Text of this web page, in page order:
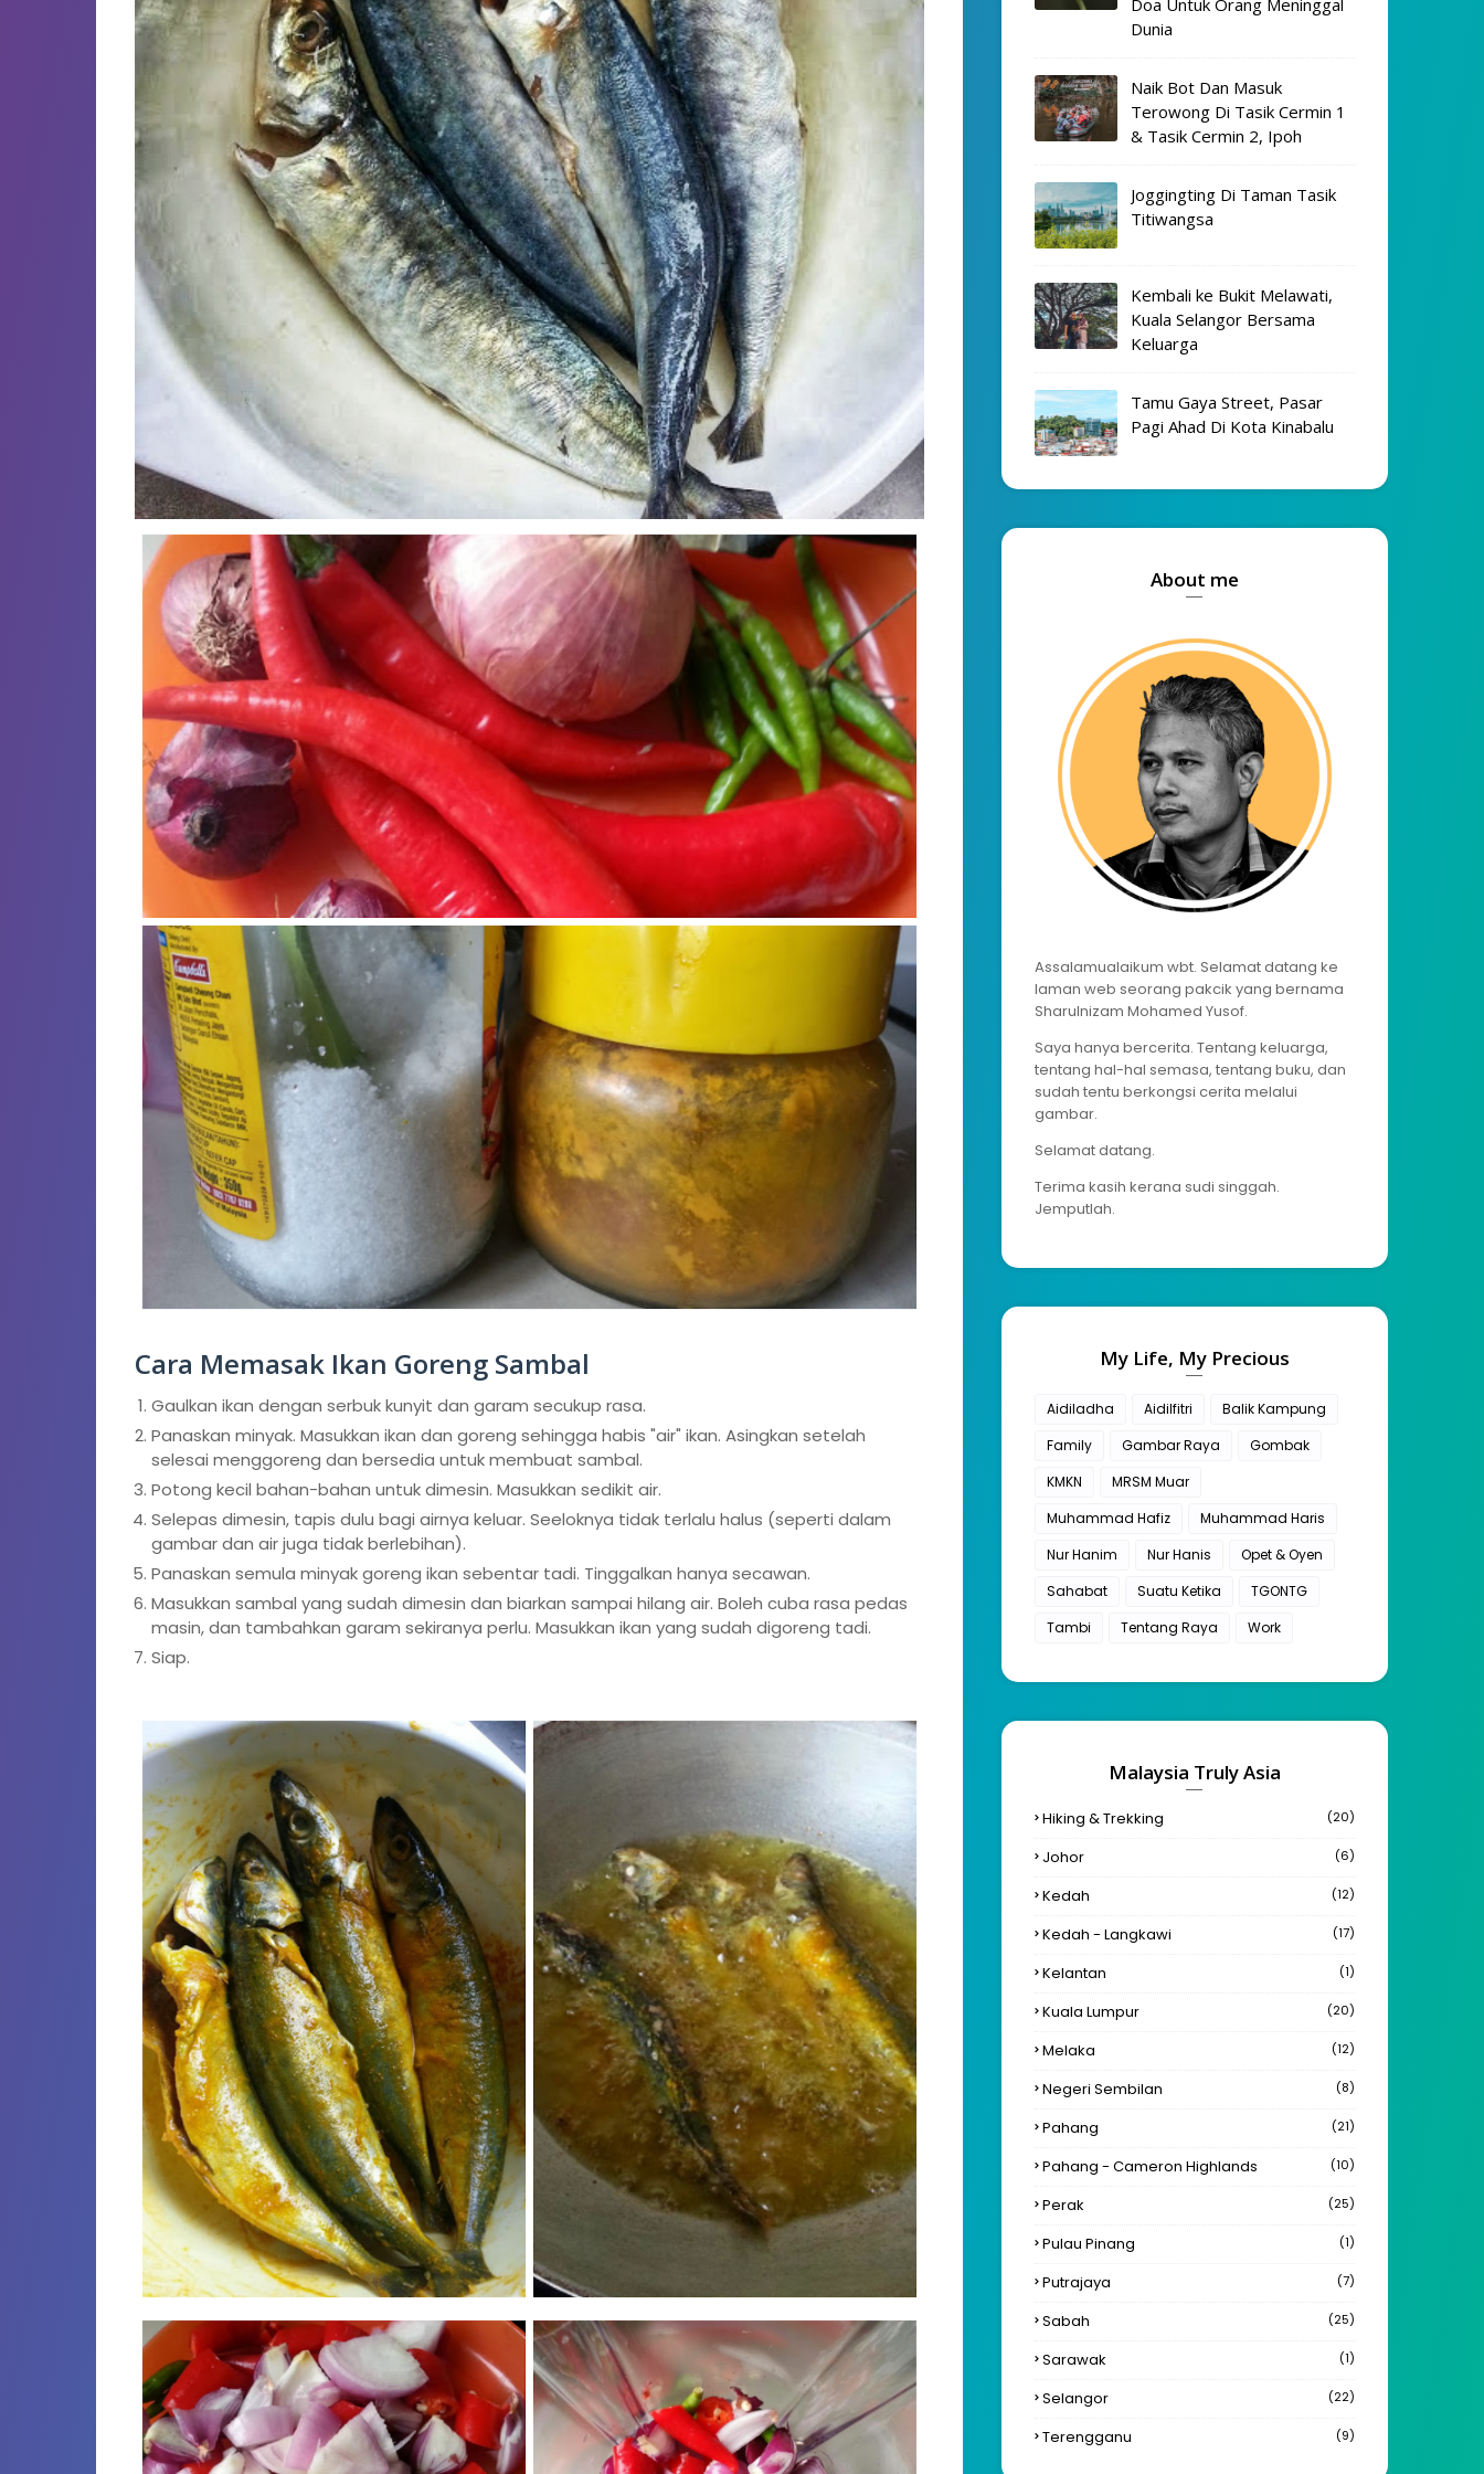
Cara Memasak Ikan Goreng Sambal
Gaulkan ikan dengan serbuk kunyit dan garam secukup rasa.
Panaskan minyak. Masukkan ikan dan goreng sehingga habis "air" ikan. Asingkan setelah
selesai menggoreng dan bersedia untuk membuat sambal.
Potong kecil bahan-bahan untuk dimesin. Masukkan sedikit air.
Selepas dimesin, tapis dulu bagi airnya keluar. Seeloknya tidak terlalu halus (seperti dalam
gambar dan air juga tidak berlebihan).
Panaskan semula minyak goreng ikan sebentar tadi. Tinggalkan hanya secawan.
Masukkan sambal yang sudah dimesin dan biarkan sampai hilang air. Boleh cuba rasa pedas
masin, dan tambahkan garam sekiranya perlu. Masukkan ikan yang sudah digoreng tadi.
Siap.
Doa Untuk Orang Meninggal
Dunia
Naik Bot Dan Masuk
Terowong Di Tasik Cermin 1
& Tasik Cermin 2, Ipoh
Joggingting Di Taman Tasik
Titiwangsa
Kembali ke Bukit Melawati,
Kuala Selangor Bersama
Keluarga
Tamu Gaya Street, Pasar
Pagi Ahad Di Kota Kinabalu
About me
Assalamualaikum wbt. Selamat datang ke
laman web seorang pakcik yang bernama
Sharulnizam Mohamed Yusof.
Saya hanya bercerita. Tentang keluarga,
tentang hal-hal semasa, tentang buku, dan
sudah tentu berkongsi cerita melalui
gambar.
Selamat datang.
Terima kasih kerana sudi singgah.
Jemputlah.
My Life, My Precious
Aidiladha Aidilfitri
Balik Kampung
Family
Gambar Raya
Gombak
KMKN
MRSM Muar
Muhammad Hafiz
Muhammad Haris
Nur Hanim
Nur Hanis
Opet & Oyen
Sahabat
Suatu Ketika
TGONTG
Tambi
Tentang Raya Work
Malaysia Truly Asia
Hiking & Trekking (20)
Johor (6)
Kedah (12)
Kedah - Langkawi (17)
Kelantan (1)
Kuala Lumpur (20)
Melaka (12)
Negeri Sembilan (8)
Pahang (21)
Pahang - Cameron Highlands (10)
Perak (25)
Pulau Pinang (1)
Putrajaya (7)
Sabah (25)
Sarawak (1)
Selangor (22)
Terengganu (9)